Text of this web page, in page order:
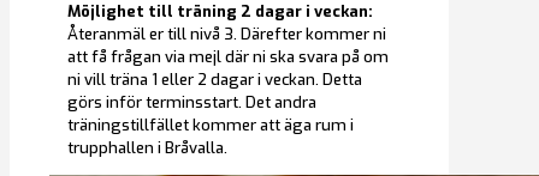
Möjlighet till träning 2 dagar i veckan:
Återanmäl er till nivå 3. Därefter kommer ni
att få frågan via mejl där ni ska svara på om
ni vill träna 1 eller 2 dagar i veckan. Detta
görs inför terminsstart. Det andra
träningstillfället kommer att äga rum i
trupphallen i Bråvalla.